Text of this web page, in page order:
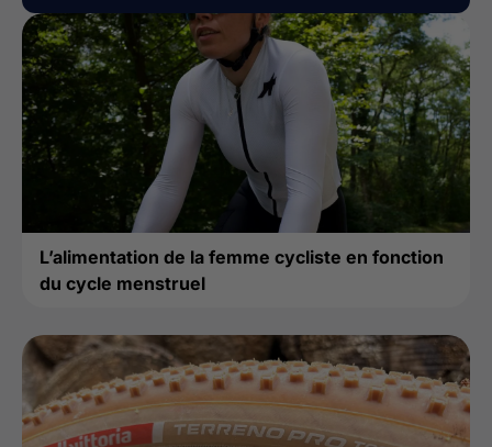
L’alimentation de la femme cycliste en fonction
du cycle menstruel